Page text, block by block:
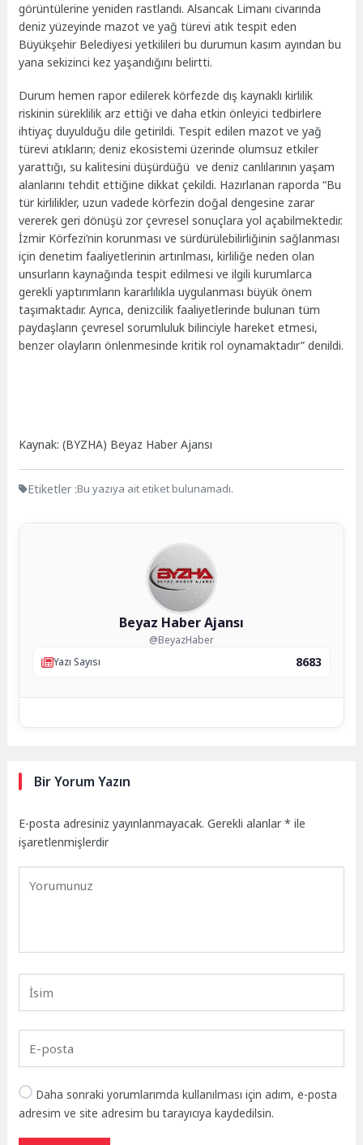
görüntülerine yeniden rastlandı. Alsancak Limanı civarında
deniz yüzeyinde mazot ve yağ türevi atık tespit eden
Büyükşehir Belediyesi yetkilileri bu durumun kasım ayından bu
yana sekizinci kez yaşandığını belirtti.
Durum hemen rapor edilerek körfezde dış kaynaklı kirlilik
riskinin süreklilik arz ettiği ve daha etkin önleyici tedbirlere
ihtiyaç duyulduğu dile getirildi. Tespit edilen mazot ve yağ
türevi atıkların; deniz ekosistemi üzerinde olumsuz etkiler
yarattığı, su kalitesini düşürdüğü ve deniz canlılarının yaşam
alanlarını tehdit ettiğine dikkat çekildi. Hazırlanan raporda “Bu
tür kirlilikler, uzun vadede körfezin doğal dengesine zarar
vererek geri dönüşü zor çevresel sonuçlara yol açabilmektedir.
İzmir Körfezi’nin korunması ve sürdürülebilirliğinin sağlanması
için denetim faaliyetlerinin artırılması, kirliliğe neden olan
unsurların kaynağında tespit edilmesi ve ilgili kurumlarca
gerekli yaptırımların kararlılıkla uygulanması büyük önem
taşımaktadır. Ayrıca, denizcilik faaliyetlerinde bulunan tüm
paydaşların çevresel sorumluluk bilinciyle hareket etmesi,
benzer olayların önlenmesinde kritik rol oynamaktadır” denildi.
Kaynak: (BYZHA) Beyaz Haber Ajansı
Etiketler :Bu yazıya ait etiket bulunamadı.
Beyaz Haber Ajansı
@BeyazHaber
Yazı Sayısı
8683
Bir Yorum Yazın
E-posta adresiniz yayınlanmayacak. Gerekli alanlar* ile
işaretlenmişlerdir
Daha sonraki yorumlarımda kullanılması için adım, e-posta
adresim ve site adresim bu tarayıcıya kaydedilsin.